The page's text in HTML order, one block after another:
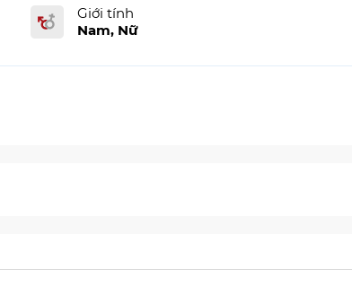
Giới tính
Nam, Nữ